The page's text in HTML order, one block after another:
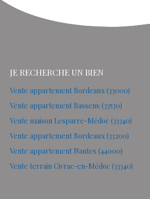
JE RECHERCHE UN BIEN
Vente appartement Bordeaux (33000)
Vente appartement Bassens (33530)
Vente maison Lesparre-Médoc (33340)
Vente appartement Bordeaux (33200)
Vente appartement Nantes (44000)
Vente terrain Civrac-en-Médoc (33340)